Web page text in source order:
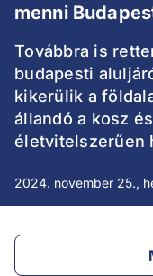
menni
Továbbra is
budapesti
kikerülik a
állandó a kosz
életvitelszerűen
2024. november 25.,